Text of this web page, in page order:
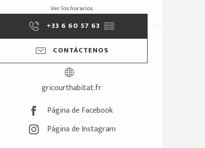
Ver los horarios
+33 6 60 57 63 ▒▒
CONTÁCTENOS
gricourthabitat.fr
Página de Facebook
Página de Instagram